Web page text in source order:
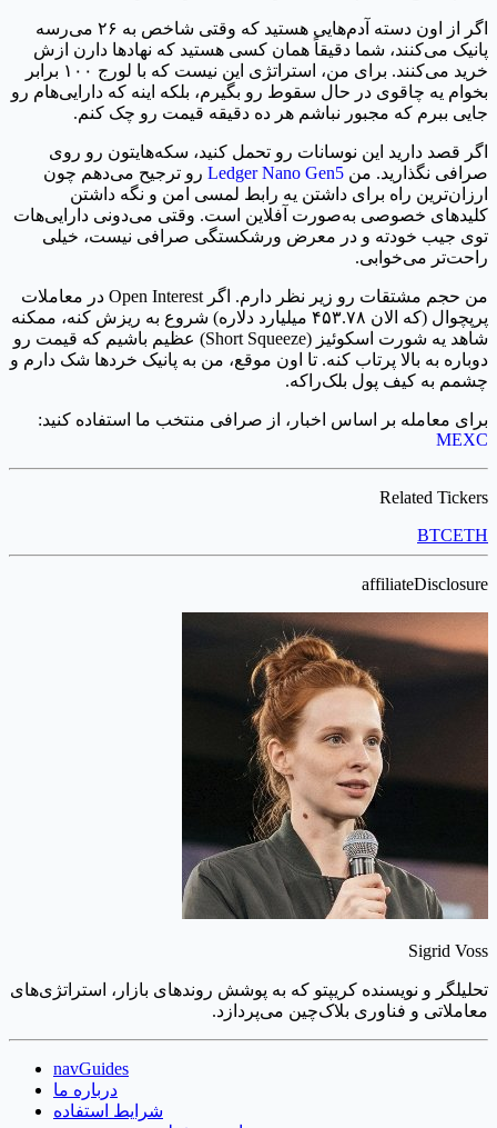
اگر از اون دسته آدم‌هایی هستید که وقتی شاخص به ۲۶ می‌رسه
پانیک می‌کنند، شما دقیقاً همان کسی هستید که نهادها دارن ازش
خرید می‌کنند. برای من، استراتژی این نیست که با لورج ۱۰۰ برابر
بخوام یه چاقوی در حال سقوط رو بگیرم، بلکه اینه که دارایی‌هام رو
جایی ببرم که مجبور نباشم هر ده دقیقه قیمت رو چک کنم.
اگر قصد دارید این نوسانات رو تحمل کنید، سکه‌هایتون رو روی
صرافی نگذارید. من Ledger Nano Gen5 رو ترجیح می‌دهم چون
ارزان‌ترین راه برای داشتن یه رابط لمسی امن و نگه داشتن
کلیدهای خصوصی به‌صورت آفلاین است. وقتی می‌دونی دارایی‌هات
توی جیب خودته و در معرض ورشکستگی صرافی نیست، خیلی
راحت‌تر می‌خوابی.
من حجم مشتقات رو زیر نظر دارم. اگر Open Interest در معاملات
پرپچوال (که الان ۴۵۳.۷۸ میلیارد دلاره) شروع به ریزش کنه، ممکنه
شاهد یه شورت اسکوئیز (Short Squeeze) عظیم باشیم که قیمت رو
دوباره به بالا پرتاب کنه. تا اون موقع، من به پانیک خردها شک دارم و
چشمم به کیف پول بلک‌راکه.
برای معامله بر اساس اخبار، از صرافی منتخب ما استفاده کنید:
MEXC
Related Tickers
BTCETH
affiliateDisclosure
Sigrid Voss
تحلیلگر و نویسنده کریپتو که به پوشش روندهای بازار، استراتژی‌های
معاملاتی و فناوری بلاک‌چین می‌پردازد.
navGuides
درباره ما
شرایط استفاده